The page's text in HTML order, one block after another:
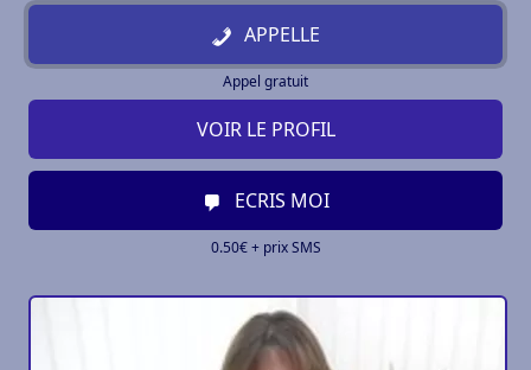
APPELLE
Appel gratuit
VOIR LE PROFIL
ECRIS MOI
0.50€ + prix SMS